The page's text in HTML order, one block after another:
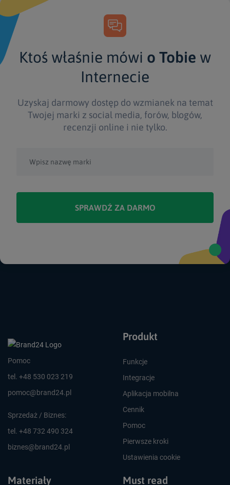
Ktoś właśnie mówi o Tobie w
Internecie
Uzyskaj darmowy dostęp do wzmianek na temat
Twojej marki z social media, forów, blogów,
recenzji online i nie tylko.
SPRAWDŹ ZA DARMO
Pomoc
tel. +48 530 023 219
pomoc@brand24.pl
Sprzedaż / Biznes:
tel. +48 732 490 324
biznes@brand24.pl
Produkt
Funkcje
Integracje
Aplikacja mobilna
Cennik
Pomoc
Pierwsze kroki
Ustawienia cookie
Must read
Materiały